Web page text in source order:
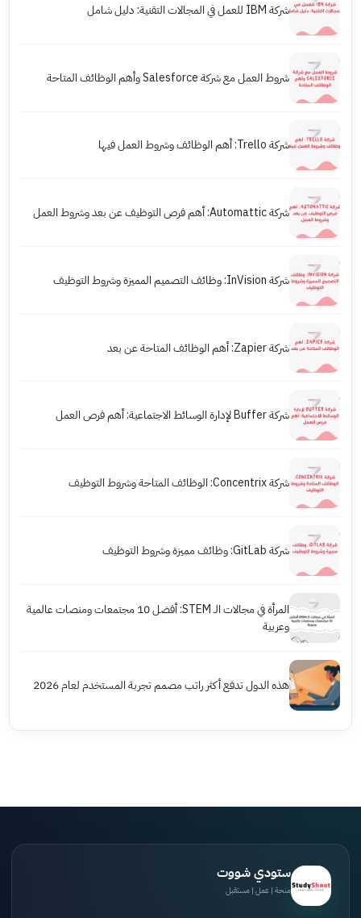
شركة IBM للعمل في المجالات التقنية: دليل شامل
شروط العمل مع شركة Salesforce وأهم الوظائف المتاحة
شركة Trello: أهم الوظائف وشروط العمل فيها
شركة Automattic: أهم فرص التوظيف عن بعد وشروط العمل
شركة InVision: وظائف التصميم المميزة وشروط التوظيف
شركة Zapier: أهم الوظائف المتاحة عن بعد
شركة Buffer لإدارة الوسائط الاجتماعية: أهم فرص العمل
شركة Concentrix: الوظائف المتاحة وشروط التوظيف
شركة GitLab: وظائف مميزة وشروط التوظيف
المرأة في مجالات الـ STEM: أفضل 10 مجتمعات ومنصات عالمية
وعربية
هذه الدول تدفع أكثر راتب مصمم تجربة المستخدم لعام 2026
ستودي شووت
منحة | عمل | مستقبل